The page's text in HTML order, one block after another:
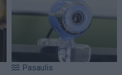
Pasaulis